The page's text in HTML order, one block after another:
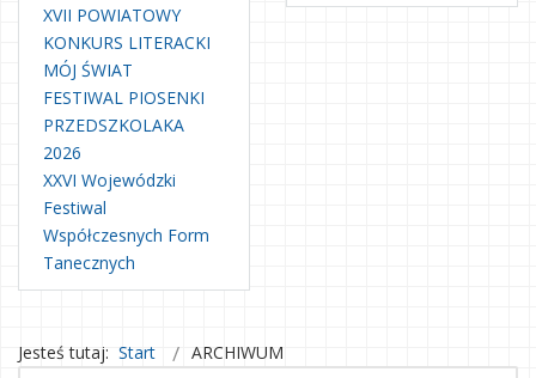
XVII POWIATOWY
KONKURS LITERACKI
MÓJ ŚWIAT
FESTIWAL PIOSENKI
PRZEDSZKOLAKA
2026
XXVI Wojewódzki
Festiwal
Współczesnych Form
Tanecznych
Jesteś tutaj: Start ARCHIWUM